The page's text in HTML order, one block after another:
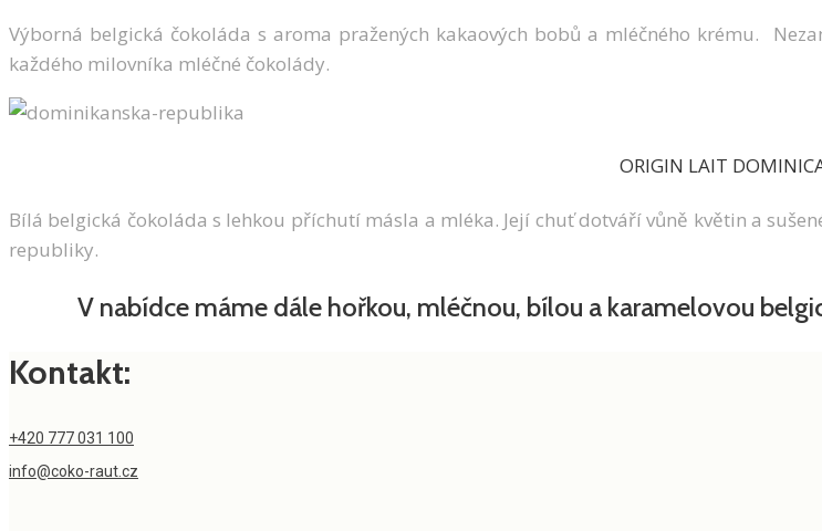
Výborná belgická čokoláda s aroma pražených kakaových bobů a mléčného krému.
každého milovníka mléčné čokolády.
ORIGIN LAIT
Bílá belgická čokoláda s lehkou příchutí másla a mléka. Její chuť dotváří vůně květin a
republiky.
V nabídce máme dále hořkou, mléčnou, bílou a karamelovou
Kontakt:
+420 777 031 100
info@coko-raut.cz